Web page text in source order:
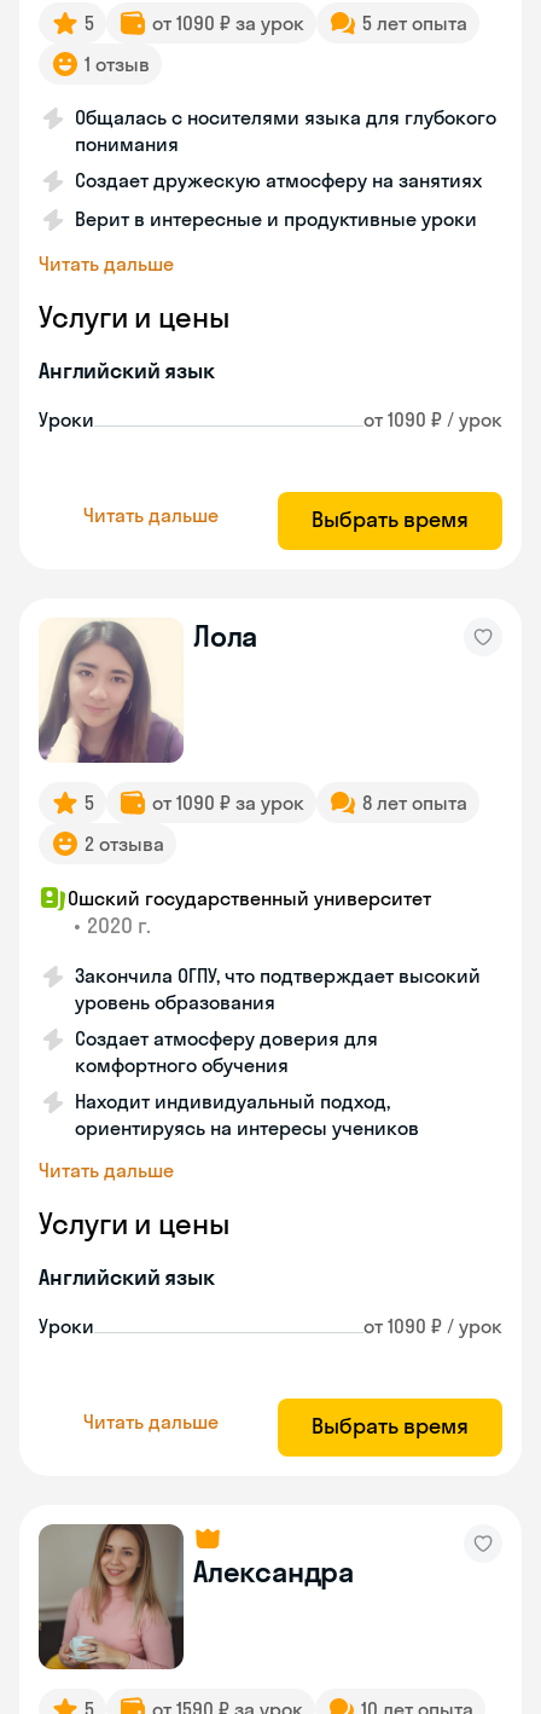
5 от 1090 ₽ за урок
5 лет опыта
1 отзыв
Общалась с носителями языка для глубокого
понимания
Создает дружескую атмосферу на занятиях
Верит в интересные и продуктивные уроки
Читать дальше
Услуги и цены
Английский язык
Уроки от 1090 ₽ / урок
Читать дальше Выбрать время
Лола
5 от 1090 ₽ за урок
8 лет опыта
2 отзыва
Ошский государственный университет
• 2020 г.
Закончила ОГПУ, что подтверждает высокий
уровень образования
Создает атмосферу доверия для
комфортного обучения
Находит индивидуальный подход,
ориентируясь на интересы учеников
Читать дальше
Услуги и цены
Английский язык
Уроки от 1090 ₽ / урок
Читать дальше Выбрать время
Александра
5 от 1590 ₽ за урок
10 лет опыта